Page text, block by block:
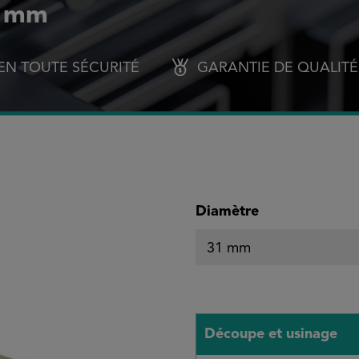
TOUTE SÉCURITÉ GARANTIE DE QUALITÉ
Sélectionnez
Diamètre
Découpe et usinage